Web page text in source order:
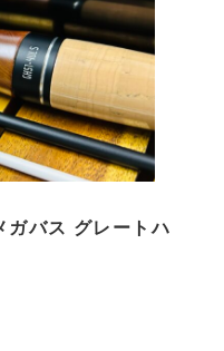
ガバス グレートハ